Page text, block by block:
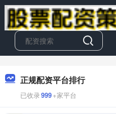
正规配资平台排行
已收录999+家平台